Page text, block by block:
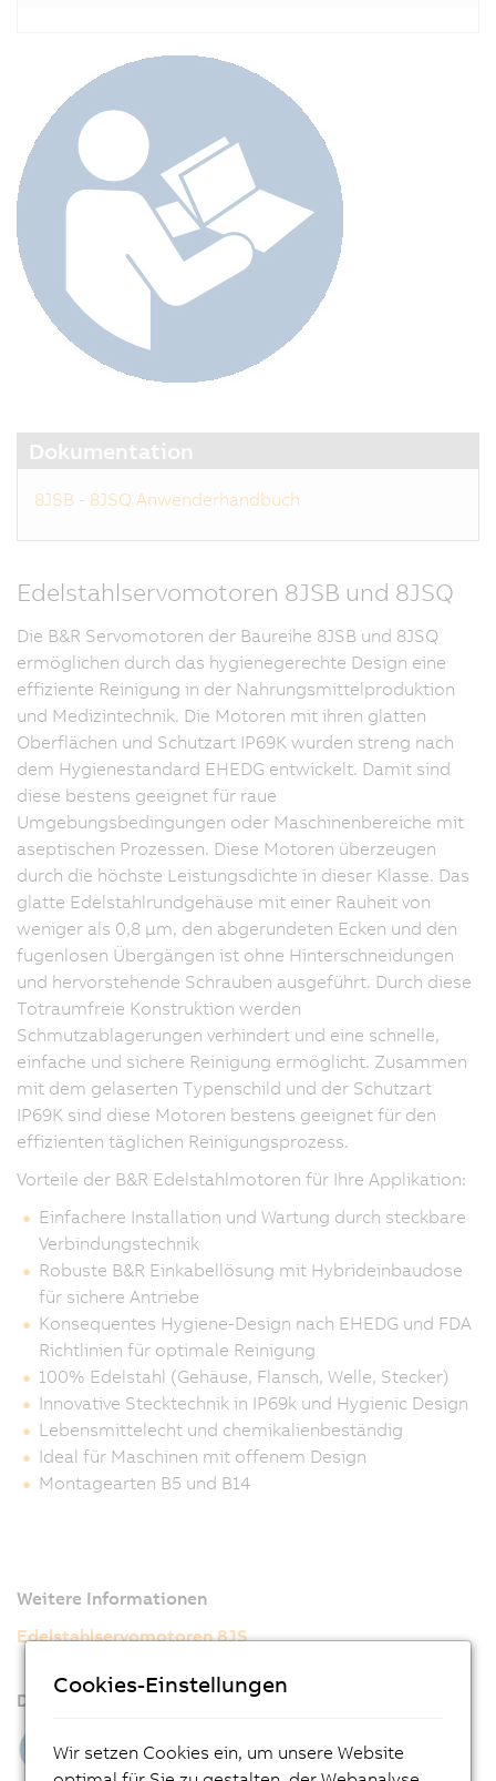
Dokumentation
8JSB - 8JSQ Anwenderhandbuch
Edelstahlservomotoren 8JSB und 8JSQ
Die B&R Servomotoren der Baureihe 8JSB und 8JSQ
ermöglichen durch das hygienegerechte Design eine
effiziente Reinigung in der Nahrungsmittelproduktion
und Medizintechnik. Die Motoren mit ihren glatten
Oberflächen und Schutzart IP69K wurden streng nach
dem Hygienestandard EHEDG entwickelt. Damit sind
diese bestens geeignet für raue
Umgebungsbedingungen oder Maschinenbereiche mit
aseptischen Prozessen. Diese Motoren überzeugen
durch die höchste Leistungsdichte in dieser Klasse. Das
glatte Edelstahlrundgehäuse mit einer Rauheit von
weniger als 0,8 µm, den abgerundeten Ecken und den
fugenlosen Übergängen ist ohne Hinterschneidungen
und hervorstehende Schrauben ausgeführt. Durch diese
Totraumfreie Konstruktion werden
Schmutzablagerungen verhindert und eine schnelle,
einfache und sichere Reinigung ermöglicht. Zusammen
mit dem gelaserten Typenschild und der Schutzart
IP69K sind diese Motoren bestens geeignet für den
effizienten täglichen Reinigungsprozess.
Vorteile der B&R Edelstahlmotoren für Ihre Applikation:
Einfachere Installation und Wartung durch steckbare
Verbindungstechnik
Robuste B&R Einkabellösung mit Hybrideinbaudose
für sichere Antriebe
Konsequentes Hygiene-Design nach EHEDG und FDA
Richtlinien für optimale Reinigung
100% Edelstahl (Gehäuse, Flansch, Welle, Stecker)
Innovative Stecktechnik in IP69k und Hygienic Design
Lebensmittelecht und chemikalienbeständig
Ideal für Maschinen mit offenem Design
Montagearten B5 und B14
Weitere Informationen
Edelstahlservomotoren 8JS
Downloads
Cookies-Einstellungen
Wir setzen Cookies ein, um unsere Website